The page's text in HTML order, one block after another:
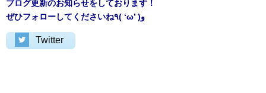
ブログ更新のお知らせをしております！
ぜひフォローしてくださいね٩( ‘ω’ )و
Twitter